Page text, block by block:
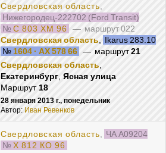
Свердловская область
Нижегородец-222702 (Ford Transit)
№С 803 ХМ 96
— маршрут 022
Свердловская область
Ikarus 283.10
№ 1604 · АХ 578 66 — маршрут21
Свердловская область
Екатеринбург, Ясная улица
Маршрут18
28 января 2013 г., понедельник
Автор: Иван Ревенков
Свердловская область
ЧА A09204
№Х 812 КО 96